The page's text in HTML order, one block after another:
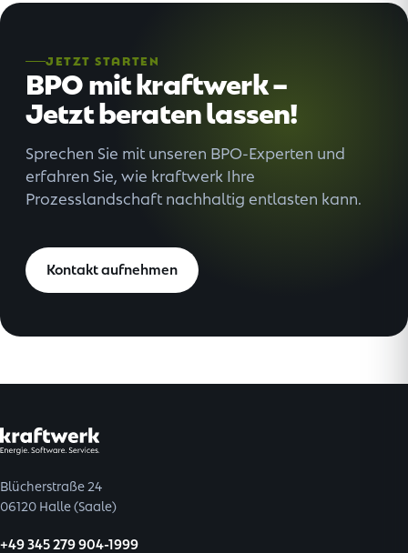
JETZT STARTEN
BPO mit kraftwerk –
Jetzt beraten lassen!
Sprechen Sie mit unseren BPO-Experten und
erfahren Sie, wie kraftwerk Ihre
Prozesslandschaft nachhaltig entlasten kann.
Kontakt aufnehmen
Blücherstraße 24
06120 Halle (Saale)
+49 345 279 904-1999